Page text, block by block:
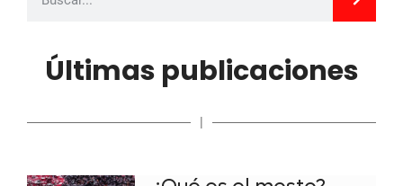
Últimas publicaciones
|